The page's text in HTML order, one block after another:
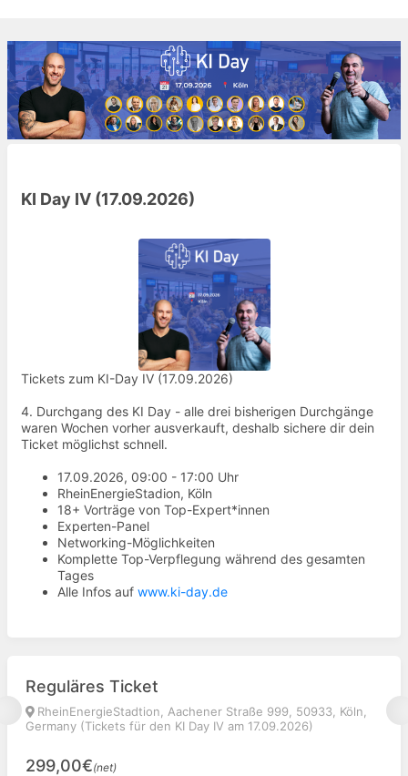
KI Day IV (17.09.2026)
Tickets zum KI-Day IV (17.09.2026)
4. Durchgang des KI Day - alle drei bisherigen Durchgänge
waren Wochen vorher ausverkauft, deshalb sichere dir dein
Ticket möglichst schnell.
17.09.2026, 09:00 - 17:00 Uhr
RheinEnergieStadion, Köln
18+ Vorträge von Top-Expert*innen
Experten-Panel
Networking-Möglichkeiten
Komplette Top-Verpflegung während des gesamten
Tages
Alle Infos auf www.ki-day.de
Reguläres Ticket
RheinEnergieStadtion, Aachener Straße 999, 50933, Köln,
Germany (Tickets für den KI Day IV am 17.09.2026)
299,00€(net)